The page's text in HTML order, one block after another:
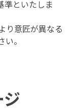
準といたしま
り意匠が異なる
。